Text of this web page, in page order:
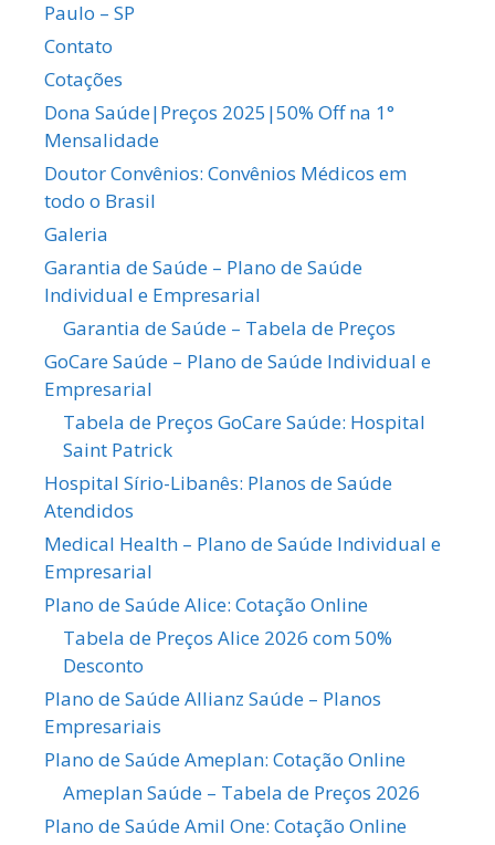
Paulo – SP
Contato
Cotações
Dona Saúde|Preços 2025|50% Off na 1°
Mensalidade
Doutor Convênios: Convênios Médicos em
todo o Brasil
Galeria
Garantia de Saúde – Plano de Saúde
Individual e Empresarial
Garantia de Saúde – Tabela de Preços
GoCare Saúde – Plano de Saúde Individual e
Empresarial
Tabela de Preços GoCare Saúde: Hospital
Saint Patrick
Hospital Sírio-Libanês: Planos de Saúde
Atendidos
Medical Health – Plano de Saúde Individual e
Empresarial
Plano de Saúde Alice: Cotação Online
Tabela de Preços Alice 2026 com 50%
Desconto
Plano de Saúde Allianz Saúde – Planos
Empresariais
Plano de Saúde Ameplan: Cotação Online
Ameplan Saúde – Tabela de Preços 2026
Plano de Saúde Amil One: Cotação Online